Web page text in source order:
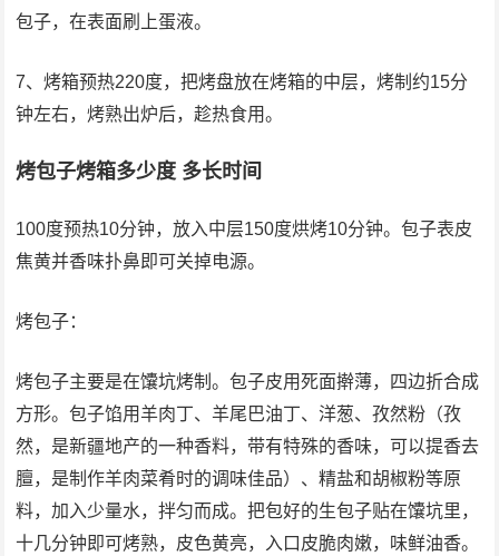
包子，在表面刷上蛋液。
7、烤箱预热220度，把烤盘放在烤箱的中层，烤制约15分
钟左右，烤熟出炉后，趁热食用。
烤包子烤箱多少度 多长时间
100度预热10分钟，放入中层150度烘烤10分钟。包子表皮
焦黄并香味扑鼻即可关掉电源。
烤包子：
烤包子主要是在馕坑烤制。包子皮用死面擀薄，四边折合成
方形。包子馅用羊肉丁、羊尾巴油丁、洋葱、孜然粉（孜
然，是新疆地产的一种香料，带有特殊的香味，可以提香去
膻，是制作羊肉菜肴时的调味佳品）、精盐和胡椒粉等原
料，加入少量水，拌匀而成。把包好的生包子贴在馕坑里，
十几分钟即可烤熟，皮色黄亮，入口皮脆肉嫩，味鲜油香。